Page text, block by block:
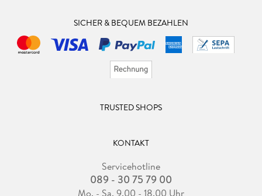
SICHER & BEQUEM BEZAHLEN
TRUSTED SHOPS
KONTAKT
Servicehotline
089 - 30 75 79 00
Mo. - Sa. 9.00 - 18.00 Uhr